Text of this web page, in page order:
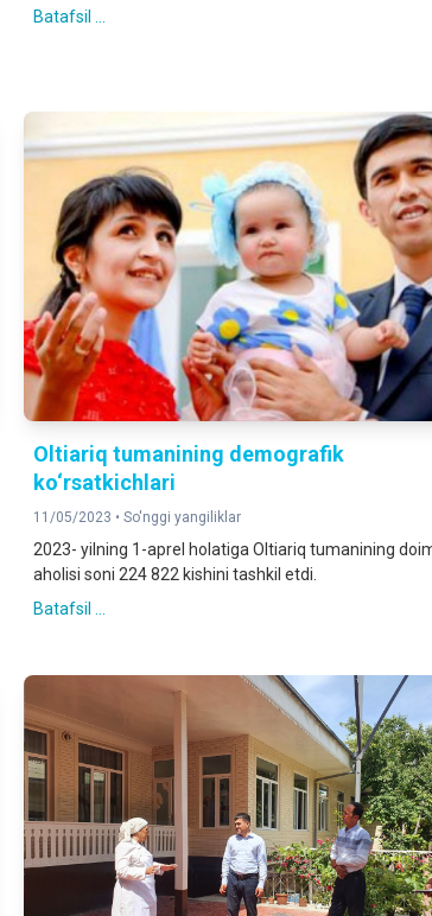
Batafsil ...
Oltiariq tumanining demografik
ko‘rsatkichlari
11/05/2023 • So'nggi yangiliklar
2023- yilning 1-aprel holatiga Oltiariq tumanining
aholisi soni 224 822 kishini tashkil etdi.
Batafsil ...